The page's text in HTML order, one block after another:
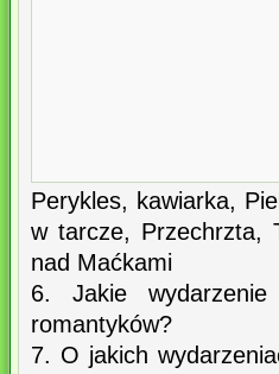
Perykles, kawiarka,
w tarcze, Przechrzta,
nad Maćkami
6. Jakie wydarzenie
romantyków?
7. O jakich